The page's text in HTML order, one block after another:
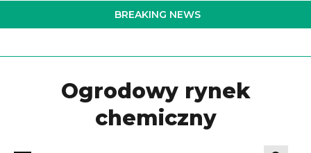
to
BREAKING NEWS
Ogrodowy rynek
chemiczny